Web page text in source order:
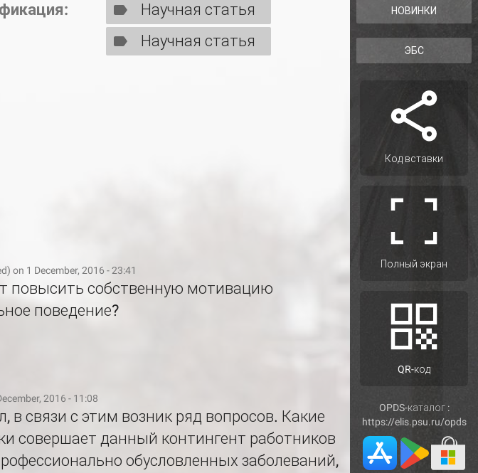
Научная статья
Научная статья
on 1 December, 2016 - 23:41
повысить собственную мотивацию
поведение?
2016 - 11:08
в связи с этим возник ряд вопросов. Какие
совершает данный контингент работников
обусловленных заболеваний,
НОВИНКИ
ЭБС
Код вставки
Полный экран
QR-код
OPDS-каталог :
https://elis.psu.ru/opds